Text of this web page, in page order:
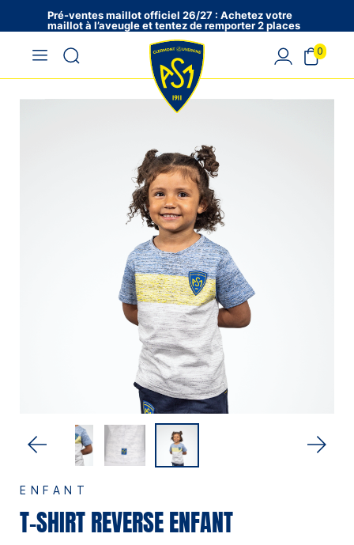
Pré-ventes maillot officiel 26/27 : Achetez votre
maillot à l’aveugle et tentez de remporter 2 places
en VIP !
ENFANT
T-SHIRT REVERSE ENFANT
0